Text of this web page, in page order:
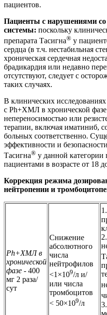
пациентов.
Пациенты с нарушениями со
системы: поскольку
препарата Тасигна® у
сердца (в т.ч. нестабильная
хроническая сердечная
брадикардия или недавно
отсутствуют, следует с
таких случаях.
В клинических исследованиях
с Ph+XMЛ в хронической
непереносимостью или
терапии, включая иматиниб,
больных соответственно.
эффективности и
Тасигна® у данной
пациентами в возрасте от 18
Коррекция режима
нейтропении и
Ph+ХМЛ в
хронической
фазе - 400
мг 2 раза/
сут
Снижение
абсолютного
числа
нейтрофилов
<1×109/л и/
или числа
тромбоцитов
< 50×109/л